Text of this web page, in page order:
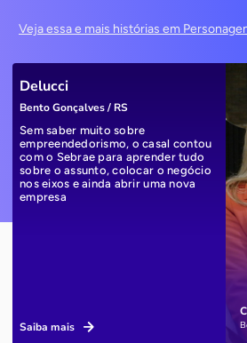
Veja essa e mais histórias em
Delucci
Bento Gonçalves / RS
Sem saber muito sobre
empreendedorismo, o casal contou
com o Sebrae para aprender tudo
sobre o assunto, colocar o negócio
nos eixos e ainda abrir uma nova
empresa
Saiba mais